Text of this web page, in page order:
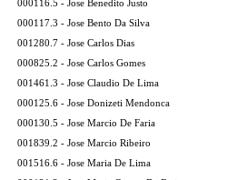
000116.5 - Jose Benedito Justo
000117.3 - Jose Bento Da Silva
001280.7 - Jose Carlos Dias
000825.2 - Jose Carlos Gomes
001461.3 - Jose Claudio De Lima
000125.6 - Jose Donizeti Mendonca
000130.5 - Jose Marcio De Faria
001839.2 - Jose Marcio Ribeiro
001516.6 - Jose Maria De Lima